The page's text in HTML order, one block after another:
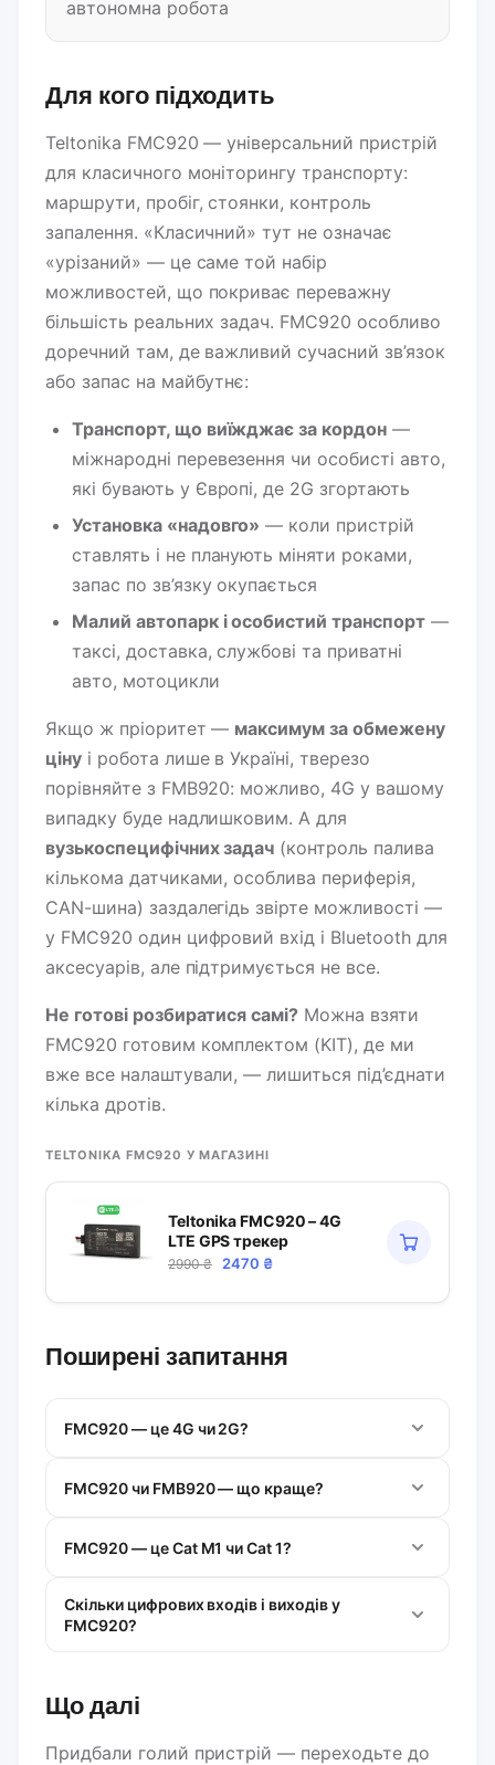
автономна робота
Для кого підходить
Teltonika FMC920 — універсальний пристрій
для класичного моніторингу транспорту:
маршрути, пробіг, стоянки, контроль
запалення. «Класичний» тут не означає
«урізаний» — це саме той набір
можливостей, що покриває переважну
більшість реальних задач. FMC920 особливо
доречний там, де важливий сучасний зв’язок
або запас на майбутнє:
Транспорт, що виїжджає за кордон —
міжнародні перевезення чи особисті авто,
які бувають у Європі, де 2G згортають
Установка «надовго» — коли пристрій
ставлять і не планують міняти роками,
запас по зв’язку окупається
Малий автопарк і особистий транспорт—
таксі, доставка, службові та приватні
авто, мотоцикли
Якщо ж пріоритет — максимум за обмежену
цінуі робота лише в Україні, тверезо
порівняйте з FMB920: можливо, 4G у вашому
випадку буде надлишковим. А для
вузькоспецифічних задач (контроль палива
кількома датчиками, особлива периферія,
CAN-шина) заздалегідь звірте можливості —
у FMC920 один цифровий вхід і Bluetooth для
аксесуарів, але підтримується не все.
Не готові розбиратися самі? Можна взяти
FMC920 готовим комплектом (KIT), де ми
вже все налаштували, — лишиться під’єднати
кілька дротів.
TELTONIKA FMC920 У МАГАЗИНІ
Teltonika FMC920 – 4G
LTE GPS трекер
2990₴
Оригінальна
2990 ₴.
2470 ₴Поточна
2470 ₴.
Поширені запитання
FMC920 — це 4G чи 2G?
FMC920 чи FMB920 — що краще?
FMC920 — це Cat M1 чи Cat 1?
Скільки цифрових входів і виходів у
FMC920?
Що далі
Придбали голий пристрій — переходьте до